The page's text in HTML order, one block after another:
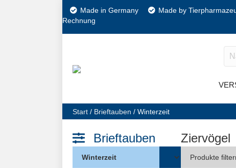
Made in Germany Made by
Rechnung
Start / Brieftauben / Winterzeit
Brieftauben Ziervögel